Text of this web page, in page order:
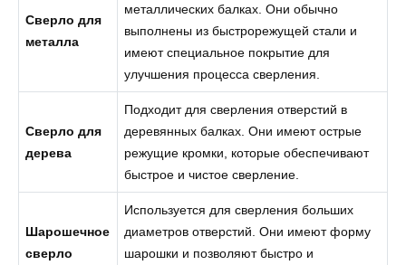
Сверло для
металла
металлических балках. Они обычно
выполнены из быстрорежущей стали и
имеют специальное покрытие для
улучшения процесса сверления.
Сверло для
дерева
Подходит для сверления отверстий в
деревянных балках. Они имеют острые
режущие кромки, которые обеспечивают
быстрое и чистое сверление.
Шарошечное
сверло
Используется для сверления больших
диаметров отверстий. Они имеют форму
шарошки и позволяют быстро и